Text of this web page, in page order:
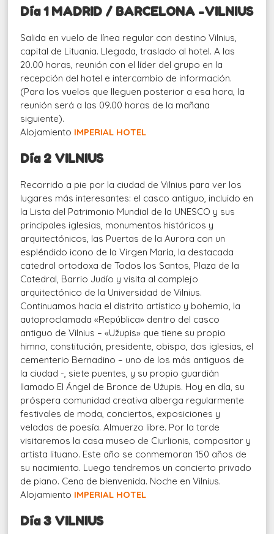
Día 1 MADRID / BARCELONA -VILNIUS
Salida en vuelo de línea regular con destino Vilnius,
capital de Lituania. Llegada, traslado al hotel. A las
20.00 horas, reunión con el líder del grupo en la
recepción del hotel e intercambio de información.
(Para los vuelos que lleguen posterior a esa hora, la
reunión será a las 09.00 horas de la mañana
siguiente).
Alojamiento IMPERIAL HOTEL
Día 2 VILNIUS
Recorrido a pie por la ciudad de Vilnius para ver los
lugares más interesantes: el casco antiguo, incluido en
la Lista del Patrimonio Mundial de la UNESCO y sus
principales iglesias, monumentos históricos y
arquitectónicos, las Puertas de la Aurora con un
espléndido icono de la Virgen María, la destacada
catedral ortodoxa de Todos los Santos, Plaza de la
Catedral, Barrio Judío y visita al complejo
arquitectónico de la Universidad de Vilnius.
Continuamos hacia el distrito artístico y bohemio, la
autoproclamada «República» dentro del casco
antiguo de Vilnius – «Užupis» que tiene su propio
himno, constitución, presidente, obispo, dos iglesias, el
cementerio Bernadino – uno de los más antiguos de
la ciudad -, siete puentes, y su propio guardián
llamado El Ángel de Bronce de Užupis. Hoy en día, su
próspera comunidad creativa alberga regularmente
festivales de moda, conciertos, exposiciones y
veladas de poesía. Almuerzo libre. Por la tarde
visitaremos la casa museo de Ciurlionis, compositor y
artista lituano. Este año se conmemoran 150 años de
su nacimiento. Luego tendremos un concierto privado
de piano. Cena de bienvenida. Noche en Vilnius.
Alojamiento IMPERIAL HOTEL
Día 3 VILNIUS